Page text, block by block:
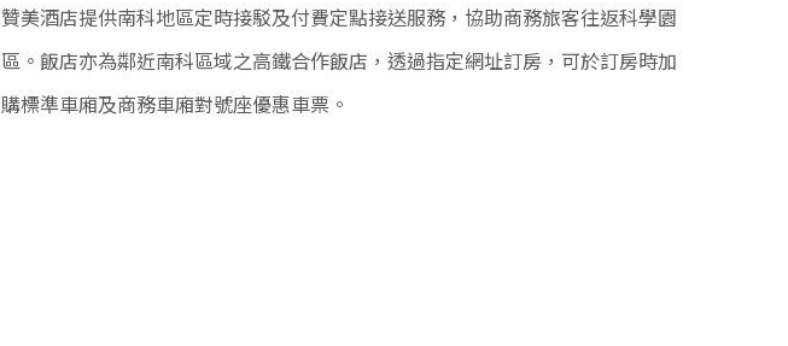
贊美酒店提供南科地區定時接駁及付費定點接送服務，協助商務旅客往返科學園
區。飯店亦為鄰近南科區域之高鐵合作飯店，透過指定網址訂房，可於訂房時加
購標準車廂及商務車廂對號座優惠車票。